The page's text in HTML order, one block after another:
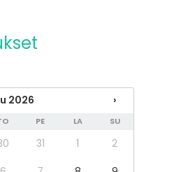
2026 ›
PE LA SU
31 1
2